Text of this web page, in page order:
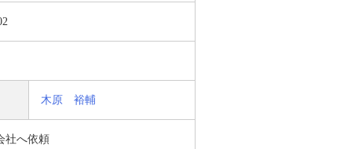
木原 裕輔
社へ依頼